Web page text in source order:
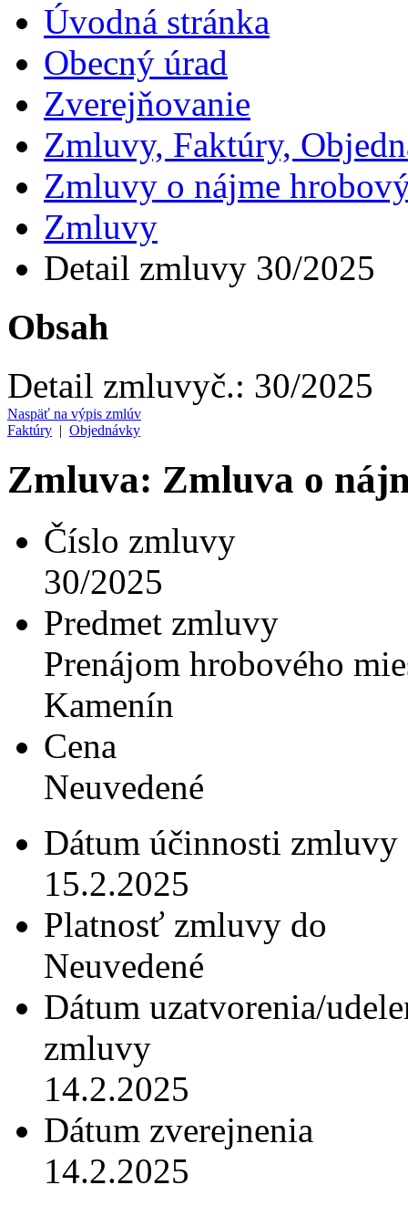
Úvodná stránka
Obecný úrad
Zverejňovanie
Zmluvy, Faktúry,
Zmluvy o nájme
Zmluvy
Detail zmluvy 30/2025
Obsah
Detail zmluvyč.: 30/2025
Naspäť na výpis zmlúv
Faktúry | Objednávky
Zmluva: Zmluva o
Číslo zmluvy
30/2025
Predmet zmluvy
Prenájom hrobového
Kamenín
Cena
Neuvedené
Dátum účinnosti zmluvy
15.2.2025
Platnosť zmluvy do
Neuvedené
Dátum uzatvorenia/
zmluvy
14.2.2025
Dátum zverejnenia
14.2.2025